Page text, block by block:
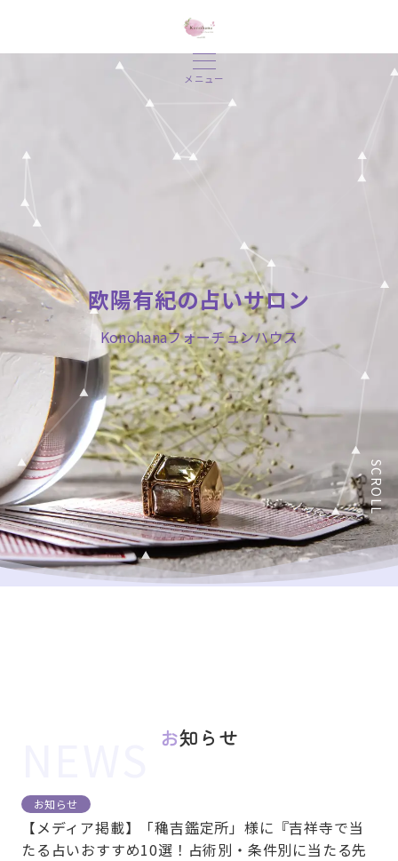
メニュー
欧陽有紀の占いサロン
Konohanaフォーチュンハウス
SCROLL
お知らせ
お知らせ
【メディア掲載】「穐吉鑑定所」様に『吉祥寺で当
たる占いおすすめ10選！占術別・条件別に当たる先